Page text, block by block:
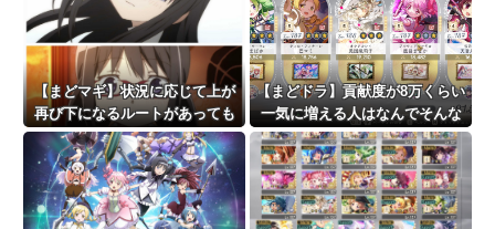
【まどマギ】状況に応じて上が
再び下になるルートがあっても
いいと俺は思う
【まどドラ】貢献度が8万くらい
一気に増える人はなんでそんな
ダメージ出てるの…？